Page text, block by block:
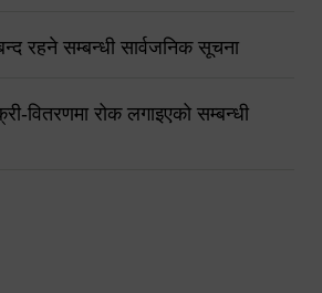
रहने सम्बन्धी सार्वजनिक सूचना
वितरणमा रोक लगाइएको सम्बन्धी